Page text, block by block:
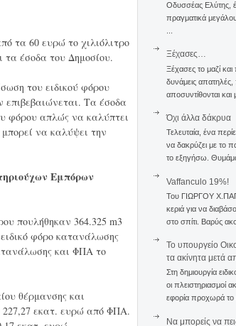
τα 60 ευρώ το χιλιόλιτρο
έσοδα του Δημοσίου.
του ειδικού φόρου
Τα έσοδα
φόρου απλώς να καλύπτει
να καλύψει την
Εμπόρων
πουλήθηκαν 364.325 m3
φόρο κατανάλωσης
και ΦΠΑ το
θέρμανσης και
227,27 εκατ. ευρώ από ΦΠΑ.
Οδυσσέας Ελύτης,
πραγματικά
Ξέχασες…
Ξέχασες το μαζί και
δυνάμεις απατηλές,
αποσυντίθονται και
Όχι άλλα δάκρυα
Τελευταία, ένα
να δακρύζει με το
το εξηγήσω.
Vaffanculo 19%!
Του ΓΙΩΡΓΟΥ
κεριά για να
στο σπίτι. Βαρύς
To υπουργείο
τα ακίνητα μετά
Στη δημιουργία
οι πλειστηριασμοί
εφορία προχωρά το
Να μπορείς να